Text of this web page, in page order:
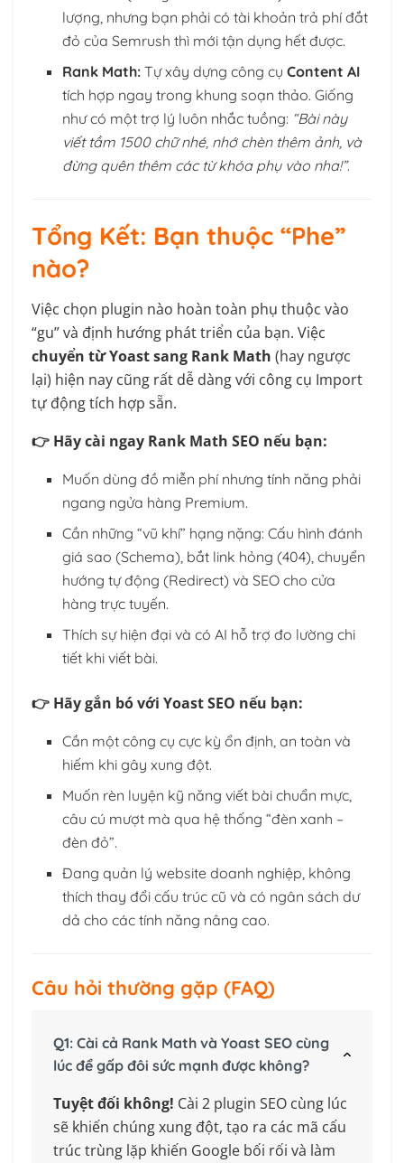
lượng, nhưng bạn phải có tài khoản trả phí đắt
đỏ của Semrush thì mới tận dụng hết được.
Rank Math: Tự xây dựng công cụContent AI
tích hợp ngay trong khung soạn thảo. Giống
như có một trợ lý luôn nhắc tuồng: “Bài này
viết tầm 1500 chữ nhé, nhớ chèn thêm ảnh, và
đừng quên thêm các từ khóa phụ vào nha!”.
Tổng Kết: Bạn thuộc “Phe”
nào?
Việc chọn plugin nào hoàn toàn phụ thuộc vào
“gu” và định hướng phát triển của bạn. Việc
chuyển từ Yoast sang Rank Math (hay ngược
lại) hiện nay cũng rất dễ dàng với công cụ Import
tự động tích hợp sẵn.
👉 Hãy cài ngay Rank Math SEO nếu bạn:
Muốn dùng đồ miễn phí nhưng tính năng phải
ngang ngửa hàng Premium.
Cần những “vũ khí” hạng nặng: Cấu hình đánh
giá sao (Schema), bắt link hỏng (404), chuyển
hướng tự động (Redirect) và SEO cho cửa
hàng trực tuyến.
Thích sự hiện đại và có AI hỗ trợ đo lường chi
tiết khi viết bài.
👉 Hãy gắn bó với Yoast SEO nếu bạn:
Cần một công cụ cực kỳ ổn định, an toàn và
hiếm khi gây xung đột.
Muốn rèn luyện kỹ năng viết bài chuẩn mực,
câu cú mượt mà qua hệ thống “đèn xanh –
đèn đỏ”.
Đang quản lý website doanh nghiệp, không
thích thay đổi cấu trúc cũ và có ngân sách dư
dả cho các tính năng nâng cao.
Câu hỏi thường gặp (FAQ)
Q1: Cài cả Rank Math và Yoast SEO cùng
lúc để gấp đôi sức mạnh được không?
Tuyệt đối không! Cài 2 plugin SEO cùng lúc
sẽ khiến chúng xung đột, tạo ra các mã cấu
trúc trùng lặp khiến Google bối rối và làm